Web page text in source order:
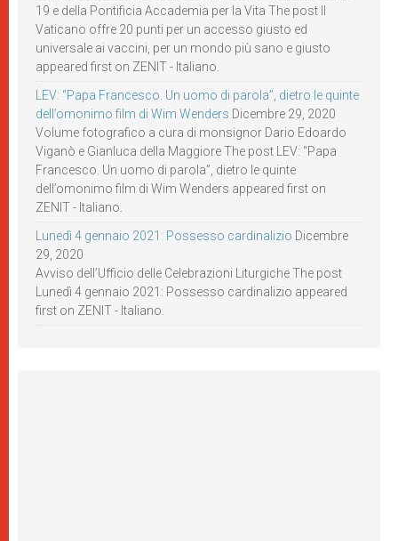
19 e della Pontificia Accademia per la Vita The post Il
Vaticano offre 20 punti per un accesso giusto ed
universale ai vaccini, per un mondo più sano e giusto
appeared first on ZENIT - Italiano.
LEV: “Papa Francesco. Un uomo di parola”, dietro le quinte
dell’omonimo film di Wim Wenders Dicembre 29, 2020
Volume fotografico a cura di monsignor Dario Edoardo
Viganò e Gianluca della Maggiore The post LEV: “Papa
Francesco. Un uomo di parola”, dietro le quinte
dell’omonimo film di Wim Wenders appeared first on
ZENIT - Italiano.
Lunedì 4 gennaio 2021: Possesso cardinalizio Dicembre
29, 2020
Avviso dell’Ufficio delle Celebrazioni Liturgiche The post
Lunedì 4 gennaio 2021: Possesso cardinalizio appeared
first on ZENIT - Italiano.